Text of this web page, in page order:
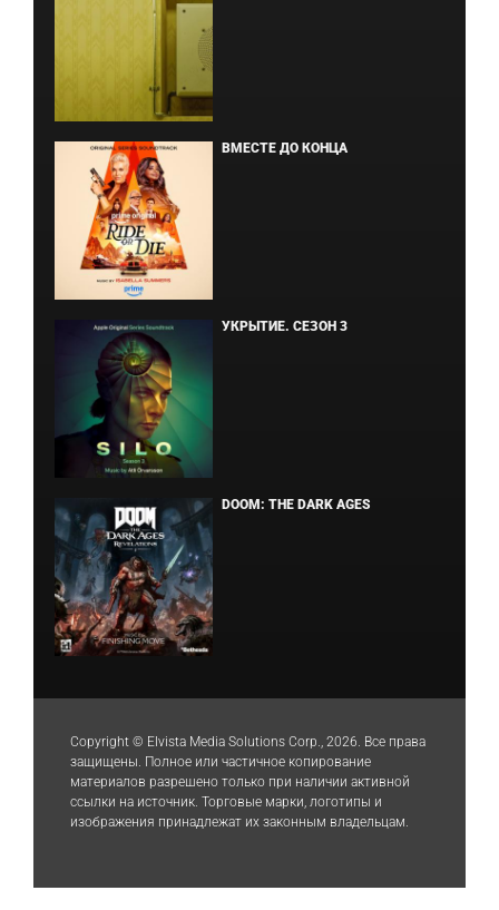
ВМЕСТЕ ДО КОНЦА
УКРЫТИЕ. СЕЗОН 3
DOOM: THE DARK AGES
Copyright © Elvista Media Solutions Corp., 2026. Все права
защищены. Полное или частичное копирование
материалов разрешено только при наличии активной
ссылки на источник. Торговые марки, логотипы и
изображения принадлежат их законным владельцам.